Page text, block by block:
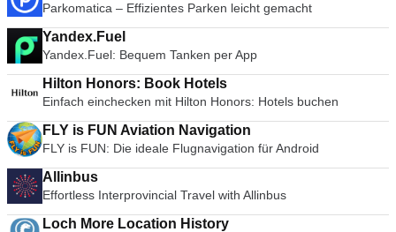
Parkomatica – Effizientes Parken leicht gemacht
Yandex.Fuel
Yandex.Fuel: Bequem Tanken per App
Hilton Honors: Book Hotels
Einfach einchecken mit Hilton Honors: Hotels buchen
FLY is FUN Aviation Navigation
FLY is FUN: Die ideale Flugnavigation für Android
Allinbus
Effortless Interprovincial Travel with Allinbus
Loch More Location History